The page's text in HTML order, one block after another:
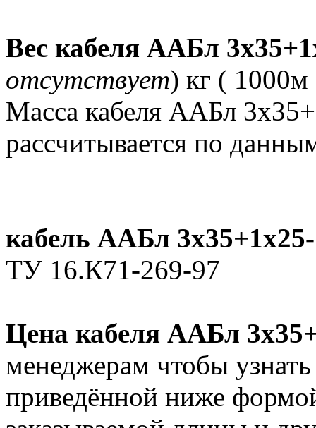
Вес кабеля ААБл
отсутствует) кг ( 1000м
Масса кабеля ААБл
рассчитывается по
кабель ААБл
ТУ 16.К71-269-97
Цена кабеля ААБл
менеджерам чтобы
приведённой ниже